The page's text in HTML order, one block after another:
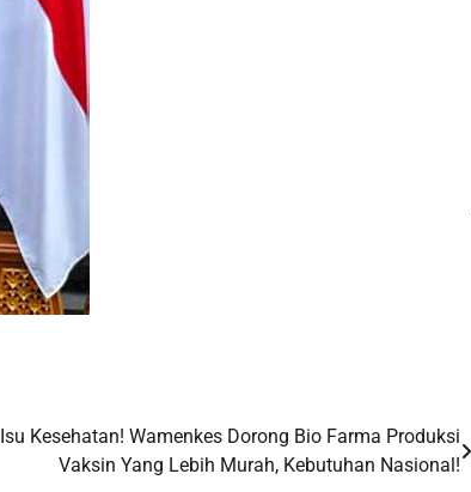
Isu Kesehatan! Wamenkes Dorong Bio Farma Produksi
Vaksin Yang Lebih Murah, Kebutuhan Nasional!